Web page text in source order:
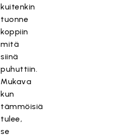
kuitenkin
tuonne
koppiin
mitä
siinä
puhuttiin.
Mukava
kun
tämmöisiä
tulee,
se